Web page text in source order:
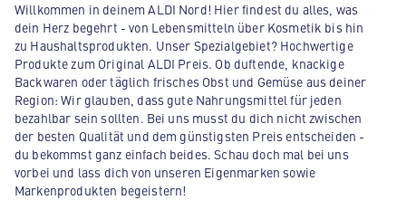
Willkommen in deinem ALDI Nord! Hier findest du alles, was
dein Herz begehrt - von Lebensmitteln über Kosmetik bis hin
zu Haushaltsprodukten. Unser Spezialgebiet? Hochwertige
Produkte zum Original ALDI Preis. Ob duftende, knackige
Backwaren oder täglich frisches Obst und Gemüse aus deiner
Region: Wir glauben, dass gute Nahrungsmittel für jeden
bezahlbar sein sollten. Bei uns musst du dich nicht zwischen
der besten Qualität und dem günstigsten Preis entscheiden -
du bekommst ganz einfach beides. Schau doch mal bei uns
vorbei und lass dich von unseren Eigenmarken sowie
Markenprodukten begeistern!